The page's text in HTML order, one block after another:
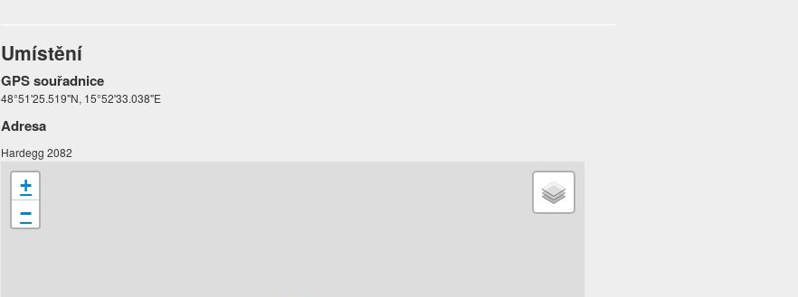
Umístění
GPS souřadnice
48°51'25.519"N, 15°52'33.038"E
Adresa
Hardegg 2082
+
−